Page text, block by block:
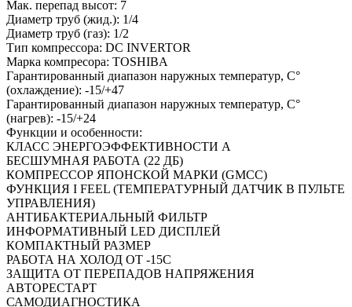
Мак. перепад высот: 7
Диаметр труб (жид.): 1/4
Диаметр труб (газ): 1/2
Тип компрессора: DC INVERTOR
Марка компресора: TOSHIBA
Гарантированный диапазон наружных температур, C°
(охлаждение): -15/+47
Гарантированный диапазон наружных температур, C°
(нагрев): -15/+24
Функции и особенности:
КЛАСС ЭНЕРГОЭФФЕКТИВНОСТИ А
БЕСШУМНАЯ РАБОТА (22 ДБ)
КОМПРЕССОР ЯПОНСКОЙ МАРКИ (GMCC)
ФУНКЦИЯ I FEEL (ТЕМПЕРАТУРНЫЙ ДАТЧИК В ПУЛЬТЕ
УПРАВЛЕНИЯ)
АНТИБАКТЕРИАЛЬНЫЙ ФИЛЬТР
ИНФОРМАТИВНЫЙ LED ДИСПЛЕЙ
КОМПАКТНЫЙ РАЗМЕР
РАБОТА НА ХОЛОД ОТ -15С
ЗАЩИТА ОТ ПЕРЕПАДОВ НАПРЯЖЕНИЯ
АВТОРЕСТАРТ
САМОДИАГНОСТИКА